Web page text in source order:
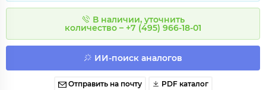
В наличии, уточнить
количество – +7 (495) 966-18-01
ИИ-поиск аналогов
Отправить на почту PDF каталог